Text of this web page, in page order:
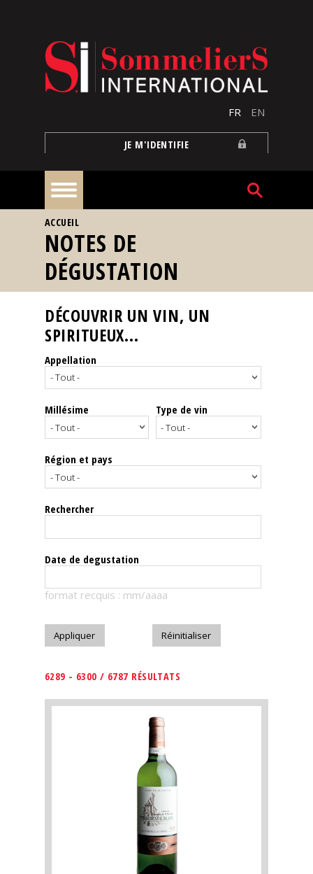
FR EN
JE M'IDENTIFIE
À
la
une
Reportages
Nos
Spiritueux
Notes
dégustation
Le
magazine
Télécharger
VOUS ÊTES ICI
ACCUEIL
NOTES DE
DÉGUSTATION
DÉCOUVRIR UN VIN, UN
SPIRITUEUX...
Appellation
Millésime Type de vin
Région et pays
Rechercher
Date de degustation
format recquis : mm/aaaa
6289 - 6300 / 6787 RÉSULTATS